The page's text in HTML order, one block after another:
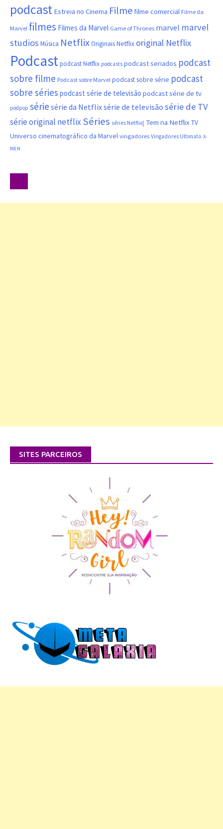
podcast Estreia no Cinema Filmefilme comercial Filme da
Marvel filmes Filmes da Marvel Game of Thrones marvel marvel
studios Música NetflixOriginais Netflix original Netflix
Podcastpodcast Netflix podcasts podcast seriados podcast
sobre filme Podcast sobre Marvel podcast sobre série podcast
sobre séries podcast série de televisão podcast série de tv
podpop série série da Netflixsérie de televisão série de TV
série original netflix Séries séries Netflix[ Tem na Netflix TV
Universo cinematográfico da Marvel vingadores Vingadores Ultimato X-
MEN
SITES PARCEIROS